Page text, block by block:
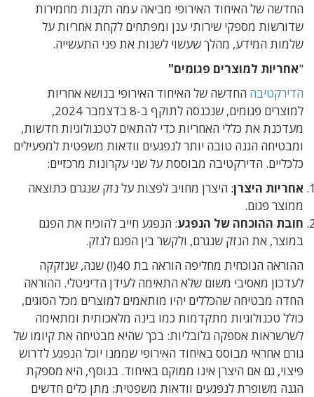
החדשה של האיחוד האירופי מביאה עמה תקנות מחמירות
שדורשות מספקי שירותי ענן ומפתחים לקחת אחריות על
שלמות המידע, מהלך שעשוי לשנות את פני התעשייה.
"אחריות למוצרים פגומים"
הדירקטיבה החדשה של האיחוד האירופי בנושא אחריות
למוצרים פגומים, שנכנסה לתוקף ב-8 בדצמבר 2024,
מעדכנת את כללי האחריות כדי להתאים לטכנולוגיות חדשות,
ומבטיחה הגנה טובה יותר לנפגעים וודאות משפטית למפעילים
כלכליים. הדירקטיבה מבוססת על שני עקרונות מרכזיים:
אחריות היצרן: היצרן מחויב לפצות על נזק שנגרם כתוצאה
ממוצר פגום.
חובת ההוכחה של הנפגע: הנפגע חייב להוכיח את הפגם
במוצר, את הנזק שנגרם, ולקשר בין הפגם לנזק.
ההוראה הנוכחית מחליפה הוראה בת 40(!) שנה, שנזקקה
לעדכון מאסיבי משום שלא התאימה לעידן הדיגיטלי. ההוראה
החדה מבטיחה שהכללים יהיו מותאמים למוצרים מכל הסוגים,
כולל טכנולוגיות מתקדמות כמו בינה מלאכותית ומתאימה
לשרשראות אספקה גלובליות: בכך שהיא מבטיחה את קיומו של
גורם אחראי מבוסס באיחוד האירופי שממנו יוכל הנפגע לדרוש
פיצוי, גם אם היצרן אינו ממוקם באיחוד. בנוסף, היא מספקת
הגנה משופרת לנפגעים וודאות משפטית: מתן כלים חדשים